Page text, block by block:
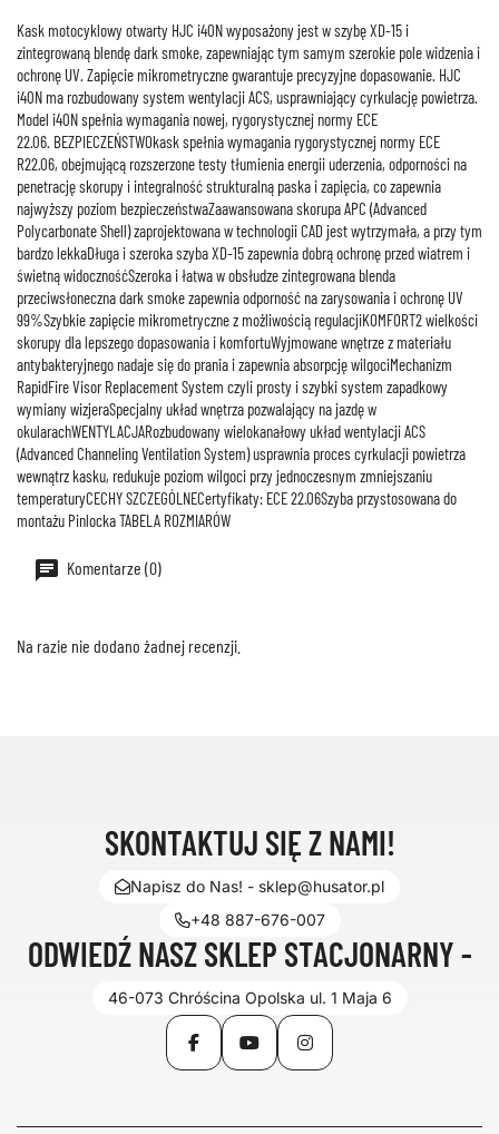
Kask motocyklowy otwarty HJC i40N wyposażony jest w szybę XD-15 i
zintegrowaną blendę dark smoke, zapewniając tym samym szerokie pole widzenia i
ochronę UV. Zapięcie mikrometryczne gwarantuje precyzyjne dopasowanie. HJC
i40N ma rozbudowany system wentylacji ACS, usprawniający cyrkulację powietrza.
Model i40N spełnia wymagania nowej, rygorystycznej normy ECE
22.06. BEZPIECZEŃSTWOkask spełnia wymagania rygorystycznej normy ECE
R22.06, obejmującą rozszerzone testy tłumienia energii uderzenia, odporności na
penetrację skorupy i integralność strukturalną paska i zapięcia, co zapewnia
najwyższy poziom bezpieczeństwaZaawansowana skorupa APC (Advanced
Polycarbonate Shell) zaprojektowana w technologii CAD jest wytrzymała, a przy tym
bardzo lekkaDługa i szeroka szyba XD-15 zapewnia dobrą ochronę przed wiatrem i
świetną widocznośćSzeroka i łatwa w obsłudze zintegrowana blenda
przeciwsłoneczna dark smoke zapewnia odporność na zarysowania i ochronę UV
99%Szybkie zapięcie mikrometryczne z możliwością regulacjiKOMFORT2 wielkości
skorupy dla lepszego dopasowania i komfortuWyjmowane wnętrze z materiału
antybakteryjnego nadaje się do prania i zapewnia absorpcję wilgociMechanizm
RapidFire Visor Replacement System czyli prosty i szybki system zapadkowy
wymiany wizjeraSpecjalny układ wnętrza pozwalający na jazdę w
okularachWENTYLACJARozbudowany wielokanałowy układ wentylacji ACS
(Advanced Channeling Ventilation System) usprawnia proces cyrkulacji powietrza
wewnątrz kasku, redukuje poziom wilgoci przy jednoczesnym zmniejszaniu
temperaturyCECHY SZCZEGÓLNECertyfikaty: ECE 22.06Szyba przystosowana do
montażu Pinlocka TABELA ROZMIARÓW
Komentarze (0)
Na razie nie dodano żadnej recenzji.
SKONTAKTUJ SIĘ Z NAMI!
Napisz do Nas! - sklep@husator.pl
+48 887-676-007
ODWIEDŹ NASZ SKLEP STACJONARNY -
46-073 Chróścina Opolska ul. 1 Maja 6
FacebookYouTubeInstagram